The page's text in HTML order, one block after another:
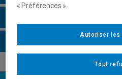
« Préférences ».
Tout
Autoriser les